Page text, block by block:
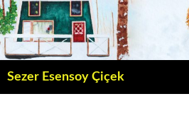
İçeriğe
atla
Sezer Esensoy Çiçek